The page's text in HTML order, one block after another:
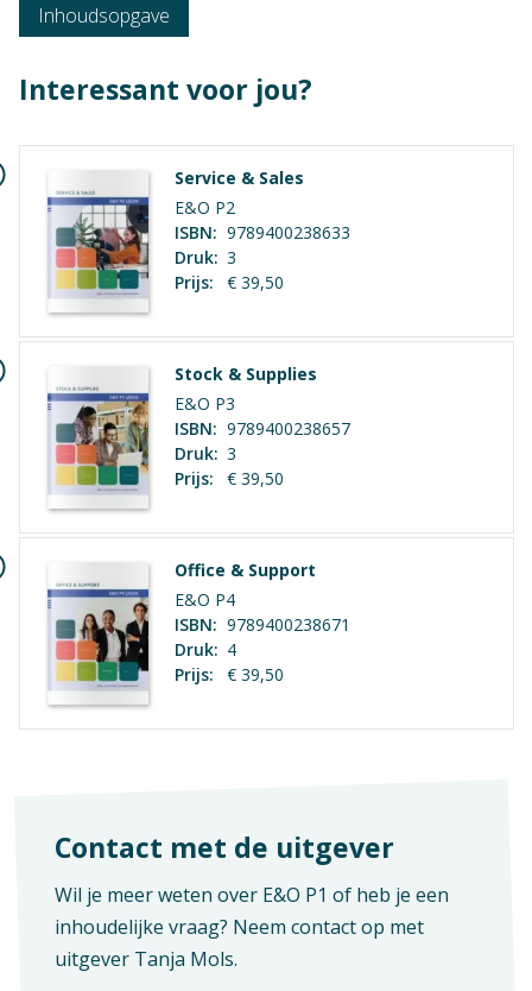
Context
Vmbo: Economie & ondernemen
Vak
Praktijkvak
Verschijningsvorm
E+Boek
Aantal pagina's
273
Inhoudsopgave
Interessant voor jou?
Service & Sales
E&O P2
ISBN: 9789400238633
Druk: 3
Prijs:
€ 39,50
Stock & Supplies
E&O P3
ISBN: 9789400238657
Druk: 3
Prijs:
€ 39,50
Office & Support
E&O P4
ISBN: 9789400238671
Druk: 4
Prijs:
€ 39,50
Contact met de uitgever
Wil je meer weten over E&O P1 of heb je een
inhoudelijke vraag? Neem contact op met
uitgever Tanja Mols.